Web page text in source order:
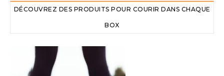
DÉCOUVREZ DES PRODUITS POUR COURIR DANS CHAQUE
BOX